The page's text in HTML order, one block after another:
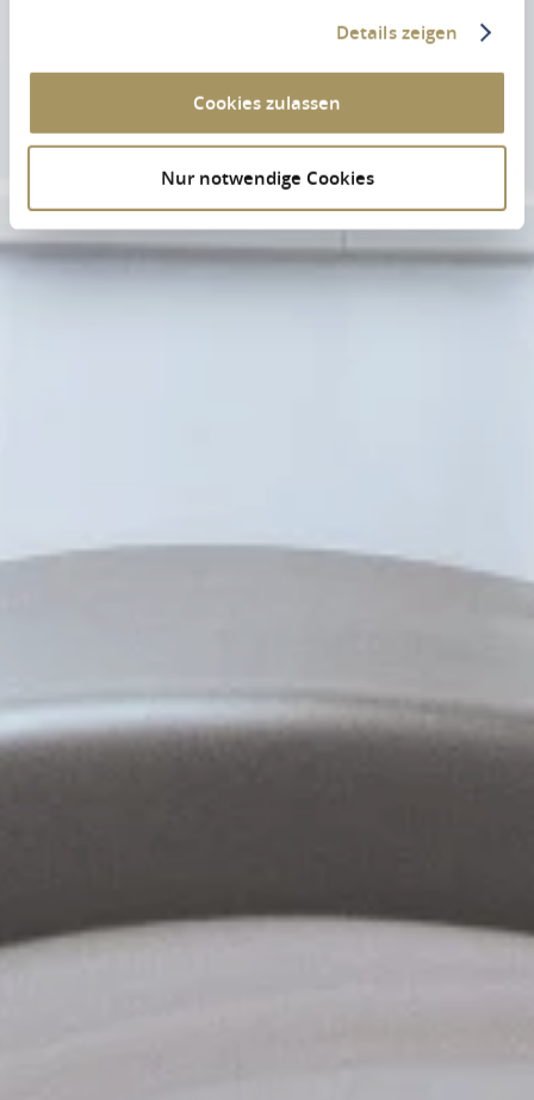
Details zeigen
Cookies zulassen
Nur notwendige Cookies